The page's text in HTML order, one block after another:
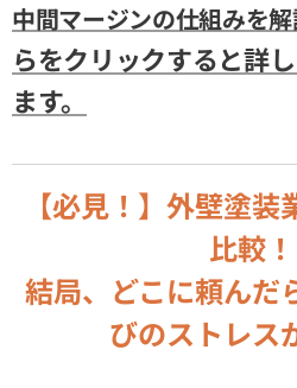
中間マージンの仕組みを解
らをクリックすると詳
ます。
【必見！】外壁塗
比較！
結局、どこに頼んだ
びのストレス